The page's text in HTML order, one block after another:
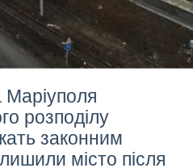
Маріуполя
розподілу
законним
місто після